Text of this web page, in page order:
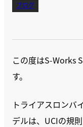
ブログ
この度はS-Works
す。
トライアスロンバ
デルは、UCIの規